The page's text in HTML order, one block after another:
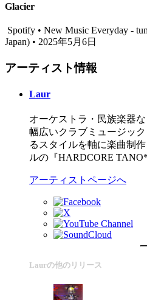
Glacier
Spotify • New Music Everyday -
Japan) • 2025年5月6日
アーティスト情報
Laur
オーケストラ・民族楽器
幅広いクラブミュージッ
るスタイルを軸に楽曲制
ルの『HARDCORE
アーティストページへ
Laurの他のリリース